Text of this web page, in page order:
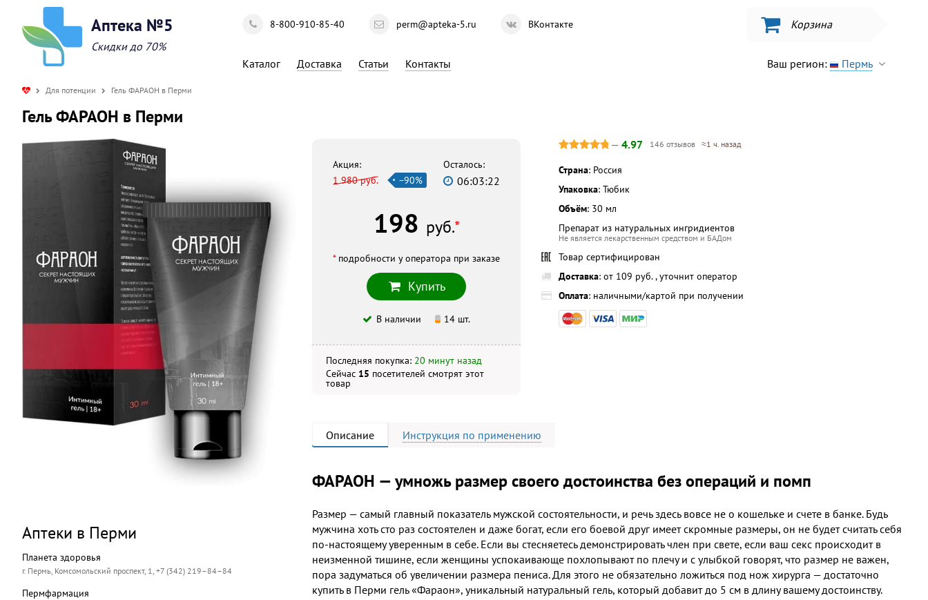
Аптека №5
Скидки до 70%
8-800-910-85-40 perm@apteka-5.ru ВКонтакте Корзина
Каталог Доставка Статьи Контакты Ваш регион: Пермь
Для потенции Гель ФАРАОН в Перми
Гель ФАРАОН в Перми
Аптеки в Перми
Планета здоровья
г. Пермь, Комсомольский проспект, 1, +7 (342) 219–84–84
Пермфармация
Акция:
1 980 руб.
−90%
Осталось:
06:03:21
198 руб.*
*подробности у оператора при заказе
Купить
В наличии 14 шт.
Последняя покупка: 20 минут назад
Сейчас 15 посетителей смотрят этот
товар
— 4.97 146 отзывов ≈1 ч. назад
Страна: Россия
Упаковка: Тюбик
Объём: 30 мл
Препарат из натуральных ингридиентов
Не является лекарственным средством и БАДом
Товар сертифицирован
Доставка: от 109 руб. , уточнит оператор
Оплата: наличными/картой при получении
Описание Инструкция по применению
ФАРАОН — умножь размер своего достоинства без операций и помп
Размер — самый главный показатель мужской состоятельности, и речь здесь вовсе не о кошельке и счете в банке. Будь
мужчина хоть сто раз состоятелен и даже богат, если его боевой друг имеет скромные размеры, он не будет считать себя
по-настоящему уверенным в себе. Если вы стесняетесь демонстрировать член при свете, если ваш секс происходит в
неизменной тишине, если женщины успокаивающе похлопывают по плечу и с улыбкой говорят, что размер не важен,
пора задуматься об увеличении размера пениса. Для этого не обязательно ложиться под нож хирурга — достаточно
купить в Перми гель «Фараон», уникальный натуральный гель, который добавит до 5 см в длину вашему достоинству.